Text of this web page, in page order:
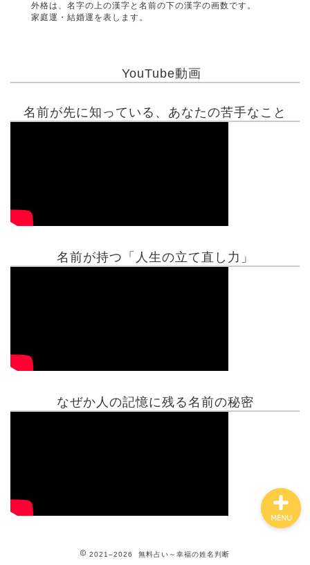
外格は、名字の上の漢字と名前の下の漢字の画数です。
家庭運・結婚運を表します。
YouTube動画
名前が先に知っている、あなたの苦手なこと
名前が持つ「人生の立て直し力」
なぜか人の記憶に残る名前の秘密
2021–2026 無料占い～幸福の姓名判断
MENU